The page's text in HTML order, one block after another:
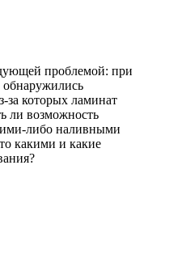
проблемой: при
обнаружились
за которых ламинат
ли возможность
либо наливными
какими и какие